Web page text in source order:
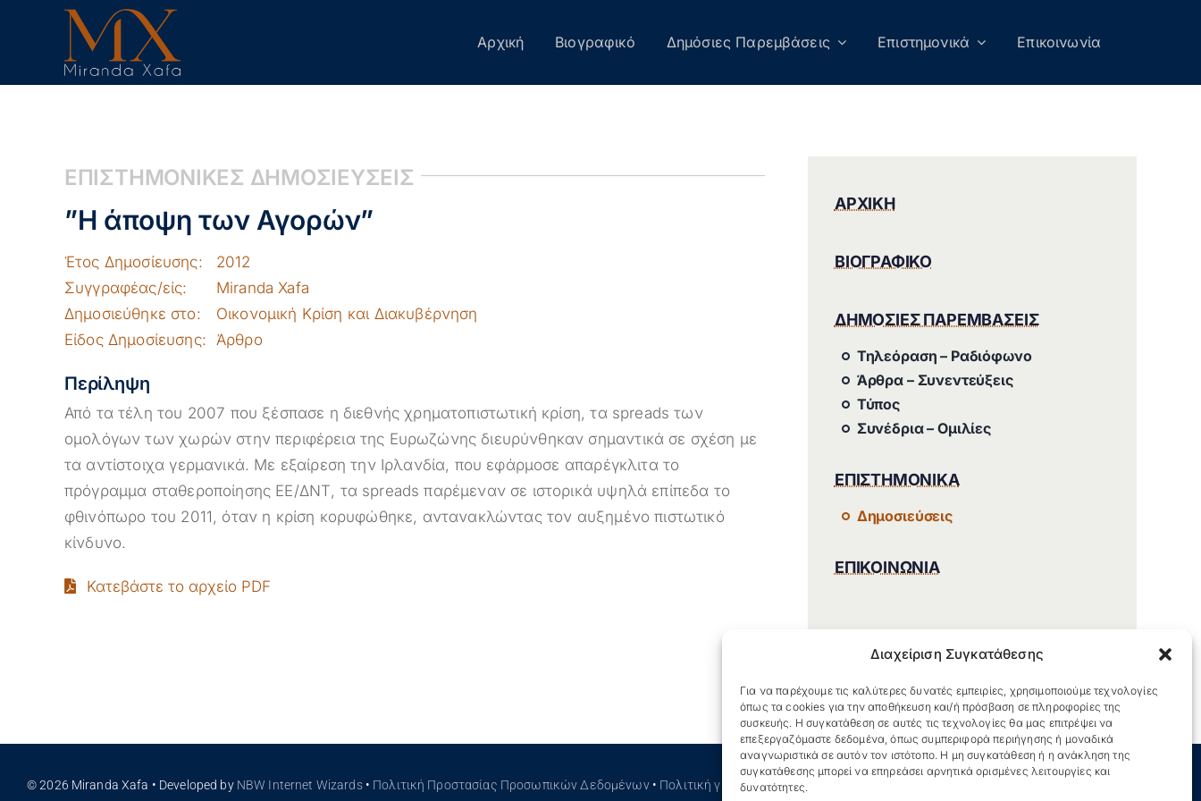
Διαχείριση Συγκατάθεσης
Για να παρέχουμε τις καλύτερες δυνατές εμπειρίες, χρησιμοποιούμε τεχνολογίες
όπως τα cookies για την αποθήκευση και/ή πρόσβαση σε πληροφορίες της
συσκευής. Η συγκατάθεση σε αυτές τις τεχνολογίες θα μας επιτρέψει να
επεξεργαζόμαστε δεδομένα, όπως συμπεριφορά περιήγησης ή μοναδικά
αναγνωριστικά σε αυτόν τον ιστότοπο. Η μη συγκατάθεση ή η ανάκληση της
συγκατάθεσης μπορεί να επηρεάσει αρνητικά ορισμένες λειτουργίες και
δυνατότητες.
Αρχική Βιογραφικό Δημόσιες Παρεμβάσεις Επιστημονικά Επικοινωνία
ΕΠΙΣΤΗΜΟΝΙΚΕΣ ΔΗΜΟΣΙΕΥΣΕΙΣ
”Η άποψη των Αγορών”
Έτος Δημοσίευσης:
2012
Συγγραφέας/είς:
Miranda Xafa
Δημοσιεύθηκε στο:
Οικονομική Κρίση και Διακυβέρνηση
Είδος Δημοσίευσης: Άρθρο
Περίληψη
Από τα τέλη του 2007 που ξέσπασε η διεθνής χρηματοπιστωτική κρίση, τα spreads των
ομολόγων των χωρών στην περιφέρεια της Ευρωζώνης διευρύνθηκαν σημαντικά σε σχέση με
τα αντίστοιχα γερμανικά. Με εξαίρεση την Ιρλανδία, που εφάρμοσε απαρέγκλιτα το
πρόγραμμα σταθεροποίησης ΕΕ/ΔΝΤ, τα spreads παρέμεναν σε ιστορικά υψηλά επίπεδα το
φθινόπωρο του 2011, όταν η κρίση κορυφώθηκε, αντανακλώντας τον αυξημένο πιστωτικό
κίνδυνο.
Κατεβάστε το αρχείο PDF
ΑΡΧΙΚΗ
ΒΙΟΓΡΑΦΙΚΟ
ΔΗΜΟΣΙΕΣ ΠΑΡΕΜΒΑΣΕΙΣ
Τηλεόραση – Ραδιόφωνο
Άρθρα – Συνεντεύξεις
Τύπος
Συνέδρια – Ομιλίες
ΕΠΙΣΤΗΜΟΝΙΚΑ
Δημοσιεύσεις
ΕΠΙΚΟΙΝΩΝΙΑ
© 2026 Miranda Xafa • Developed by NBW Internet Wizards• Πολιτική Προστασίας Προσωπικών Δεδομένων• Πολιτική για τα Cookies